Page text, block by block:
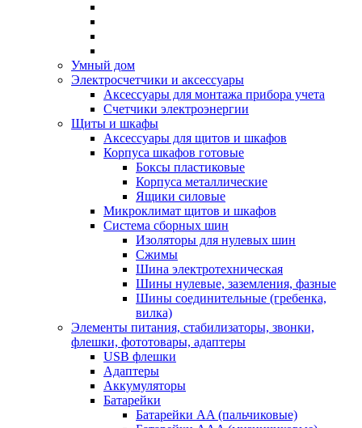
Умный дом
Электросчетчики и аксессуары
Аксессуары для монтажа прибора учета
Счетчики электроэнергии
Щиты и шкафы
Аксессуары для щитов и шкафов
Корпуса шкафов готовые
Боксы пластиковые
Корпуса металлические
Ящики силовые
Микроклимат щитов и шкафов
Система сборных шин
Изоляторы для нулевых шин
Сжимы
Шина электротехническая
Шины нулевые, заземления, фазные
Шины соединительные (гребенка,
вилка)
Элементы питания, стабилизаторы, звонки,
флешки, фототовары, адаптеры
USB флешки
Адаптеры
Аккумуляторы
Батарейки
Батарейки AA (пальчиковые)